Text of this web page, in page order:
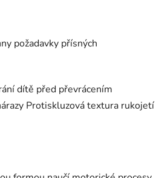
požadavky přísných
dítě před převrácením
Protiskluzová textura rukojetí